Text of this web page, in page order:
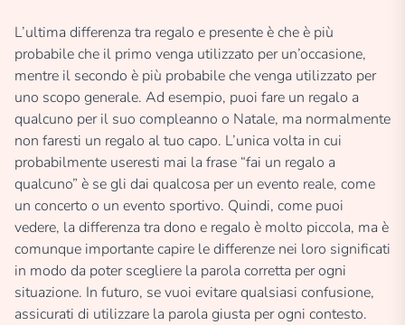
L’ultima differenza tra regalo e presente è che è più
probabile che il primo venga utilizzato per un’occasione,
mentre il secondo è più probabile che venga utilizzato per
uno scopo generale. Ad esempio, puoi fare un regalo a
qualcuno per il suo compleanno o Natale, ma normalmente
non faresti un regalo al tuo capo. L’unica volta in cui
probabilmente useresti mai la frase “fai un regalo a
qualcuno” è se gli dai qualcosa per un evento reale, come
un concerto o un evento sportivo. Quindi, come puoi
vedere, la differenza tra dono e regalo è molto piccola, ma è
comunque importante capire le differenze nei loro significati
in modo da poter scegliere la parola corretta per ogni
situazione. In futuro, se vuoi evitare qualsiasi confusione,
assicurati di utilizzare la parola giusta per ogni contesto.